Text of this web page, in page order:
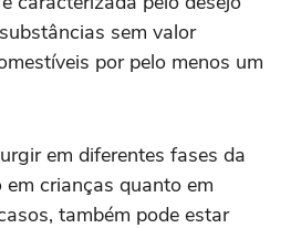
sem valor
por pelo menos um
em diferentes fases da
crianças quanto em
também pode estar